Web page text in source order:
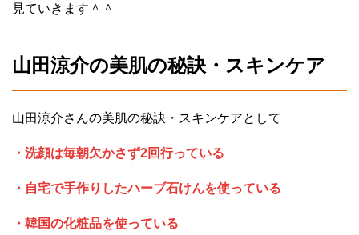
見ていきます＾＾
山田涼介の美肌の秘訣・スキンケア
山田涼介さんの美肌の秘訣・スキンケアとして
・洗顔は毎朝欠かさず2回行っている
・自宅で手作りしたハーブ石けんを使っている
・韓国の化粧品を使っている